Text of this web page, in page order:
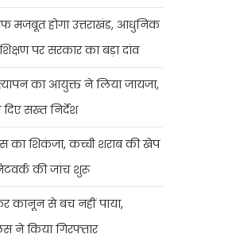
मजबूत होगा उत्तराखंड, आधुनिक
पर सरकार का बड़ा दांव
का आयुक्त ने लिया जायजा,
सख्त निर्देश
शिकंजा, कच्ची शराब की खेप
की जांच शुरू
कानून से बच नहीं पाया,
ने किया गिरफ्तार